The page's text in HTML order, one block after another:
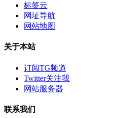
标签云
网址导航
网站地图
关于本站
订阅TG频道
Twitter关注我
网站服务器
联系我们